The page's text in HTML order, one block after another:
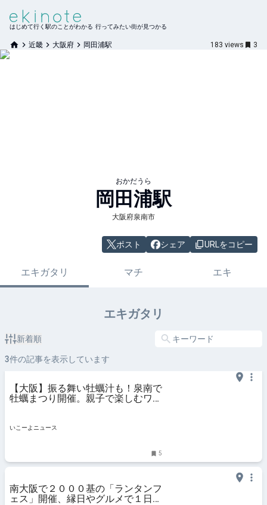
はじめて行く駅のことがわかる 行ってみたい街が見つかる
近畿 大阪府 岡田浦駅 183 views 3
おかだうら
岡田浦駅
大阪府泉南市
ポスト シェア URLをコピー
エキガタリ マチ エキ
エキガタリ
新着順
3件の記事を表示しています
【大阪】振る舞い牡蠣汁も！泉南で
牡蠣まつり開催。親子で楽しむワー
いこーよニュース
5
南大阪で２０００基の「ランタンフ
ェス」開催、縁日やグルメで１日楽